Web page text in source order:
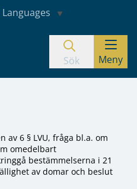
Languages
Sök Meny
av 6 § LVU, fråga bl.a. om
omedelbart
bestämmelserna i 21
av domar och beslut